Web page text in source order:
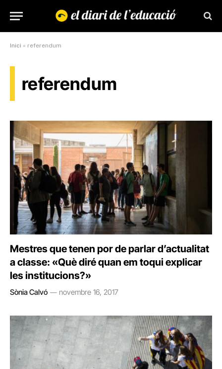
Inici » referendum
referendum
Mestres que tenen por de parlar d’actualitat
a classe: «Què diré quan em toqui explicar
les institucions?»
Sònia Calvó novembre 16, 2017